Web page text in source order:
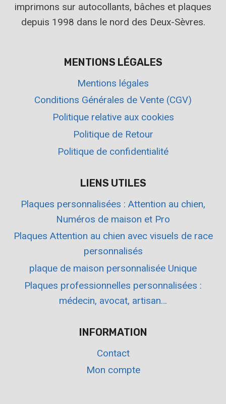
imprimons sur autocollants, bâches et plaques
depuis 1998 dans le nord des Deux-Sèvres.
MENTIONS LÉGALES
Mentions légales
Conditions Générales de Vente (CGV)
Politique relative aux cookies
Politique de Retour
Politique de confidentialité
LIENS UTILES
Plaques personnalisées : Attention au chien,
Numéros de maison et Pro
Plaques Attention au chien avec visuels de race
personnalisés
plaque de maison personnalisée Unique
Plaques professionnelles personnalisées :
médecin, avocat, artisan…
INFORMATION
Contact
Mon compte